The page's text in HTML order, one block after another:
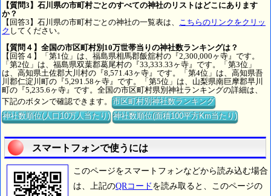
【質問3】石川県の市町村ごとのすべての神社のリストはどこにあります
か？
【回答3】石川県の市町村ごとの神社の一覧表は、 こちらのリンクをクリッ
ク してください。
【質問４】全国の市区町村別10万世帯当りの神社数ランキングは？
【回答４】「第1位」は、福島県相馬郡飯舘村の『2,300,000ヶ寺』です。
「第2位」は、福島県双葉郡葛尾村の『33,333.33ヶ寺』です。「第3位」
は、高知県土佐郡大川村の『8,571.43ヶ寺』です。「第4位」は、高知県吾
川郡仁淀川町の『5,291.58ヶ寺』です。「第5位」は、山梨県南巨摩郡早川
町の『5,235.6ヶ寺』です。全国の市区町村県別神社ランキングの詳細は、
下記のボタンで確認できます。市区町村別神社数ランキング
神社数順位(人口10万人当たり) 神社数順位(面積100平方Km当たり)
スマートフォンで使うには
このページをスマートフォンなどから読み込む場合
は、上記のQRコード を読み取ると、このページの